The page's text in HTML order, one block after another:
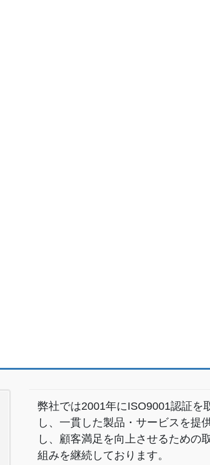
弊社では2001年にISO9001認証を
し、一貫した製品・サービスを提
し、顧客満足を向上させるための
組みを継続しております。